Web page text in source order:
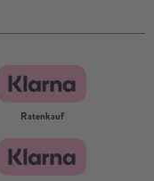
Ratenkauf